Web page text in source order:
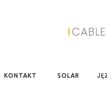
KONTAKT SOLAR